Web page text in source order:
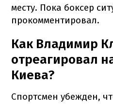
месту. Пока боксер
прокомментировал.
Как Владимир
отреагировал
Киева?
Спортсмен убежден,